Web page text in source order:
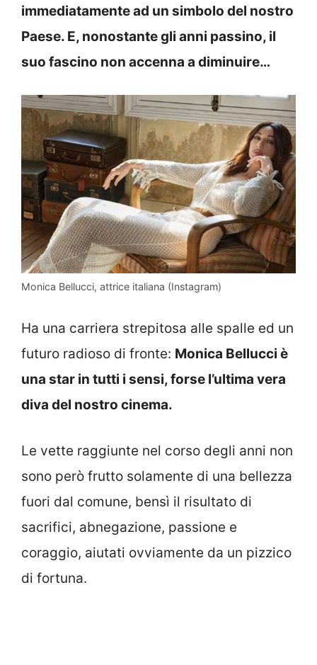
immediatamente ad un simbolo del nostro
Paese. E, nonostante gli anni passino, il
suo fascino non accenna a diminuire…
Monica Bellucci, attrice italiana (Instagram)
Ha una carriera strepitosa alle spalle ed un
futuro radioso di fronte: Monica Bellucci è
una star in tutti i sensi, forse l’ultima vera
diva del nostro cinema.
Le vette raggiunte nel corso degli anni non
sono però frutto solamente di una bellezza
fuori dal comune, bensì il risultato di
sacrifici, abnegazione, passione e
coraggio, aiutati ovviamente da un pizzico
di fortuna.